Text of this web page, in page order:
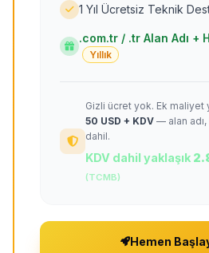
1 Yıl Ücretsiz Teknik
.com.tr / .tr Alan Adı +
Yıllık
Gizli ücret yok. Ek maliyet
50 USD + KDV — alan
dahil.
KDV dahil yaklaşık
(TCMB)
Hemen